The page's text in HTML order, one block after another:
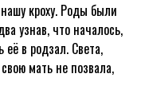
кроху. Роды были
узнав, что началось,
в родзал. Света,
мать не позвала,